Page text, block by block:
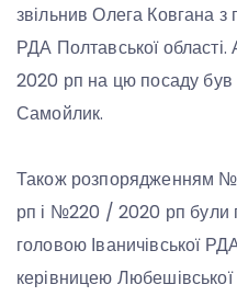
звільнив Олега Ковгана з
РДА Полтавської
2020 рп на цю посаду
Самойлик.
Також розпорядженням
рп і №220 / 2020 рп були
головою Іваничівської
керівницею